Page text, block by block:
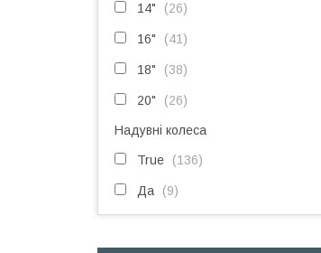
14" 26
16" 41
18" 38
20" 26
Надувні колеса
True 136
Да 9